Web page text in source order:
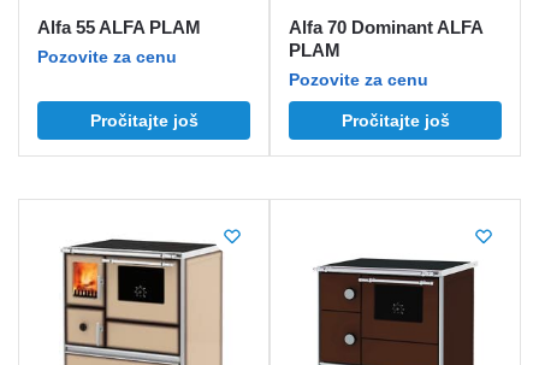
Alfa 55 ALFA PLAM
Pozovite za cenu
Pročitajte još
Alfa 70 Dominant ALFA
PLAM
Pozovite za cenu
Pročitajte još